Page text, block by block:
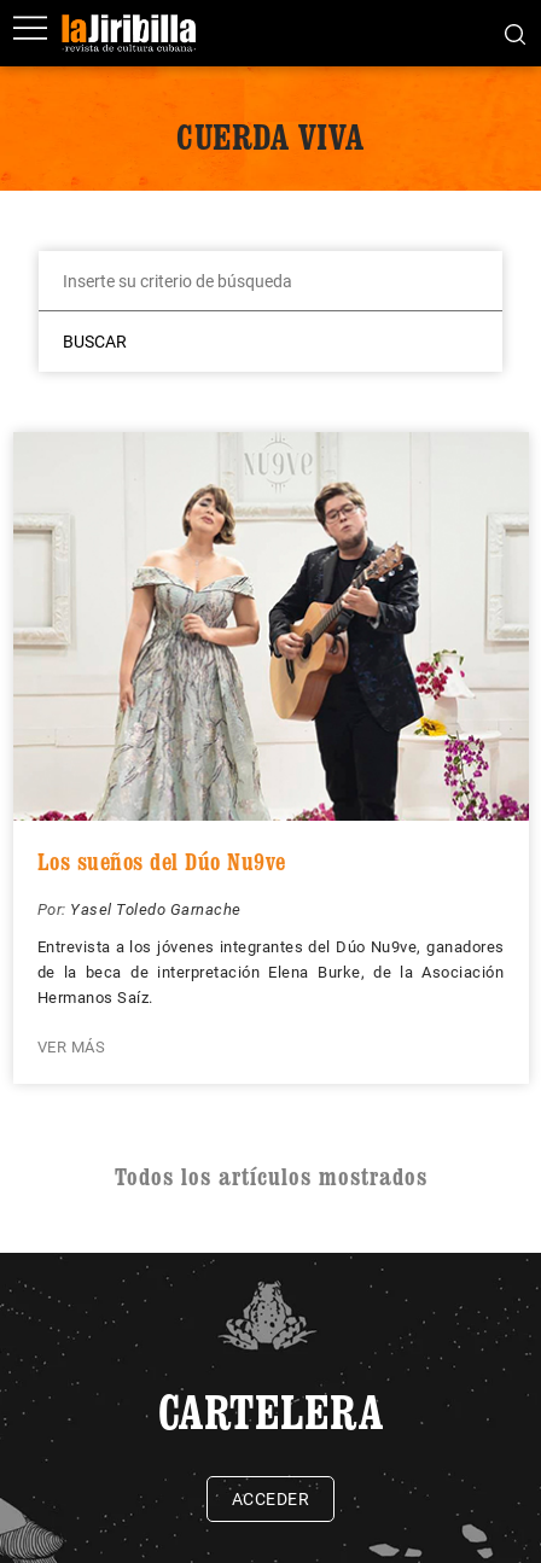
CUERDA VIVA
BUSCAR
Los sueños del Dúo Nu9ve
Por: Yasel Toledo Garnache
Entrevista a los jóvenes integrantes del Dúo Nu9ve, ganadores
de la beca de interpretación Elena Burke, de la Asociación
Hermanos Saíz.
VER MÁS
Todos los artículos mostrados
CARTELERA
ACCEDER